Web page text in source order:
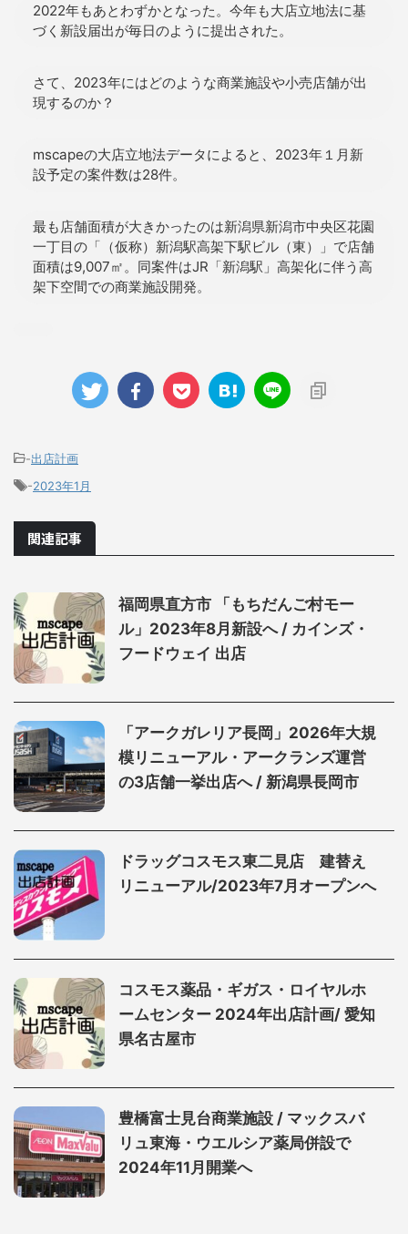
2022年もあとわずかとなった。今年も大店立地法に基
づく新設届出が毎日のように提出された。
さて、2023年にはどのような商業施設や小売店舗が出
現するのか？
mscapeの大店立地法データによると、2023年１月新
設予定の案件数は28件。
最も店舗面積が大きかったのは新潟県新潟市中央区花園
一丁目の「（仮称）新潟駅高架下駅ビル（東）」で店舗
面積は9,007㎡。同案件はJR「新潟駅」高架化に伴う高
架下空間での商業施設開発。
-出店計画
-2023年1月
関連記事
福岡県直方市 「もちだんご村モー
ル」2023年8月新設へ / カインズ・
フードウェイ 出店
「アークガレリア長岡」2026年大規
模リニューアル・アークランズ運営
の3店舗一挙出店へ / 新潟県長岡市
ドラッグコスモス東二見店 建替え
リニューアル/2023年7月オープンへ
コスモス薬品・ギガス・ロイヤルホ
ームセンター 2024年出店計画/ 愛知
県名古屋市
豊橋富士見台商業施設 / マックスバ
リュ東海・ウエルシア薬局併設で
2024年11月開業へ